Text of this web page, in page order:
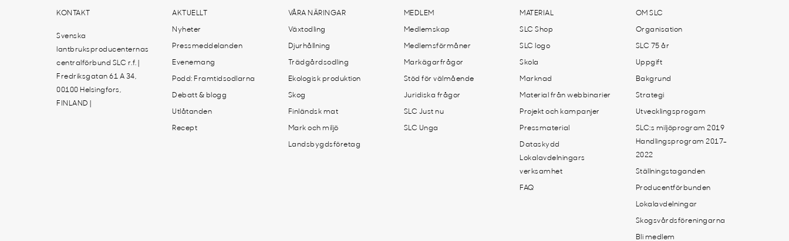
KONTAKT
Svenska
lantbruksproducenternas
centralförbund SLC r.f. |
Fredriksgatan 61 A 34,
00100 Helsingfors,
FINLAND |
AKTUELLT
Nyheter
Pressmeddelanden
Evenemang
Podd: Framtidsodlarna
Debatt & blogg
Utlåtanden
Recept
VÅRA NÄRINGAR
Växtodling
Djurhållning
Trädgårdsodling
Ekologisk produktion
Skog
Finländsk mat
Mark och miljö
Landsbygdsföretag
MEDLEM
Medlemskap
Medlemsförmåner
Markägarfrågor
Stöd för välmående
Juridiska frågor
SLC Just nu
SLC Unga
MATERIAL
SLC Shop
SLC logo
Skola
Marknad
Material från webbinarier
Projekt och kampanjer
Pressmaterial
Dataskydd
Lokalavdelningars
verksamhet
FAQ
OM SLC
Organisation
SLC 75 år
Uppgift
Bakgrund
Strategi
Utvecklingsprogam
SLC:s miljöprogram 2019
Handlingsprogram 2017-
2022
Ställningstaganden
Producentförbunden
Lokalavdelningar
Skogsvårdsföreningarna
Bli medlem